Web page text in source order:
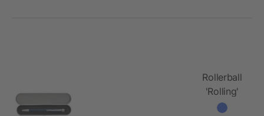
Rollerball
'Rolling'
aus